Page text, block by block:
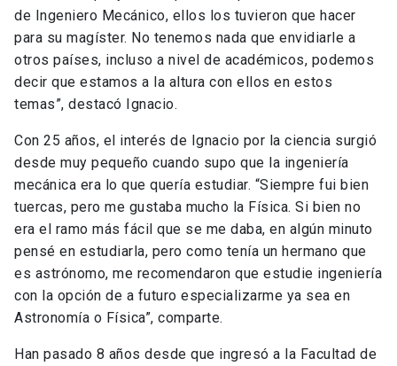
de Ingeniero Mecánico, ellos los tuvieron que hacer
para su magíster. No tenemos nada que envidiarle a
otros países, incluso a nivel de académicos, podemos
decir que estamos a la altura con ellos en estos
temas”, destacó Ignacio.
Con 25 años, el interés de Ignacio por la ciencia surgió
desde muy pequeño cuando supo que la ingeniería
mecánica era lo que quería estudiar. “Siempre fui bien
tuercas, pero me gustaba mucho la Física. Si bien no
era el ramo más fácil que se me daba, en algún minuto
pensé en estudiarla, pero como tenía un hermano que
es astrónomo, me recomendaron que estudie ingeniería
con la opción de a futuro especializarme ya sea en
Astronomía o Física”, comparte.
Han pasado 8 años desde que ingresó a la Facultad de